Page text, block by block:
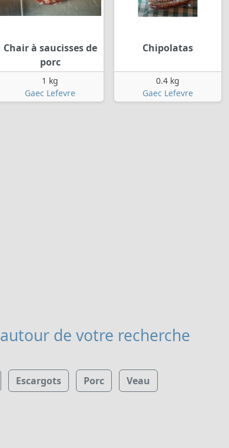
Chair à saucisses de
porc
1 kg
Gaec Lefevre
Chipolatas
0.4 kg
Gaec Lefevre
autour de votre recherche
Escargots Porc Veau